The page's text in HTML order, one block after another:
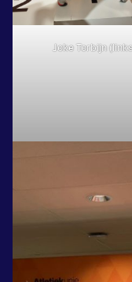
Joke Torbijn